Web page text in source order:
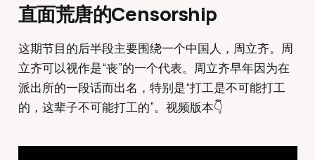
直面荒唐的Censorship
这期节目的后半段主要围绕一个中国人，周立齐。周
立齐可以视作是“丧”的一个代表。周立齐早年因为在
派出所的一段话而出名，特别是“打工是不可能打工
的，这辈子不可能打工的”。视频版本👇